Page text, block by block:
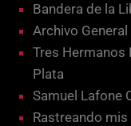
Bandera de la
Archivo
Tres Hermanos
Plata
Samuel Lafone
Rastreando